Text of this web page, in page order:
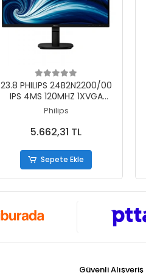
Sepete Ekle
23.8 PHILIPS 24B2N2200/00
IPS 4MS 120MHZ 1XVGA
1XHDMI 1XDP FHD 1920X1080
HOPARLÖR VESA SİYAH (5 YIL
GARANTİ)
Philips
5.662,31 TL
Sepete Ekle
Güvenli Alışveriş